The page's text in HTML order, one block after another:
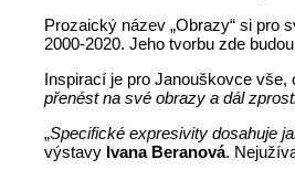
Prozaický název „Obrazy“ si pro
2000-2020. Jeho tvorbu zde
Inspirací je pro Janouškovce vše,
přenést na své obrazy a dál
„Specifické expresivity dosahuje
výstavy Ivana Beranová.